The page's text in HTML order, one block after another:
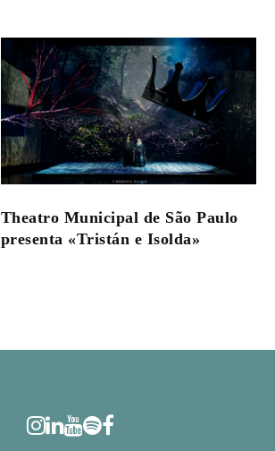
Theatro Municipal de São Paulo
presenta «Tristán e Isolda»